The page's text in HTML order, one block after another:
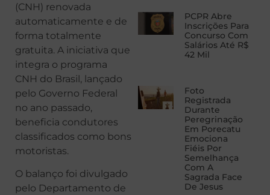
(CNH) renovada
automaticamente e de
forma totalmente
gratuita. A iniciativa que
integra o programa
CNH do Brasil, lançado
pelo Governo Federal
no ano passado,
beneficia condutores
classificados como bons
motoristas.
O balanço foi divulgado
pelo Departamento de
PCPR Abre
Inscrições Para
Concurso Com
Salários Até R$
42 Mil
Foto
Registrada
Durante
Peregrinação
Em Porecatu
Emociona
Fiéis Por
Semelhança
Com A
Sagrada Face
De Jesus